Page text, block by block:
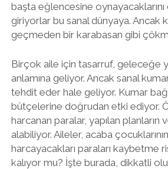
başta eğlencesine
giriyorlar bu sanal dünyaya. Ancak
geçmeden bir karabasan gibi
Birçok aile için tasarruf, geleceğe
anlamına geliyor. Ancak sanal
tehdit eder hale geliyor. Kumar
bütçelerine doğrudan etki ediyor.
harcanan paralar, yapılan planların
alabiliyor. Aileler, acaba
harcayacakları paraları kaybetme
kalıyor mu? İşte burada, dikkatli